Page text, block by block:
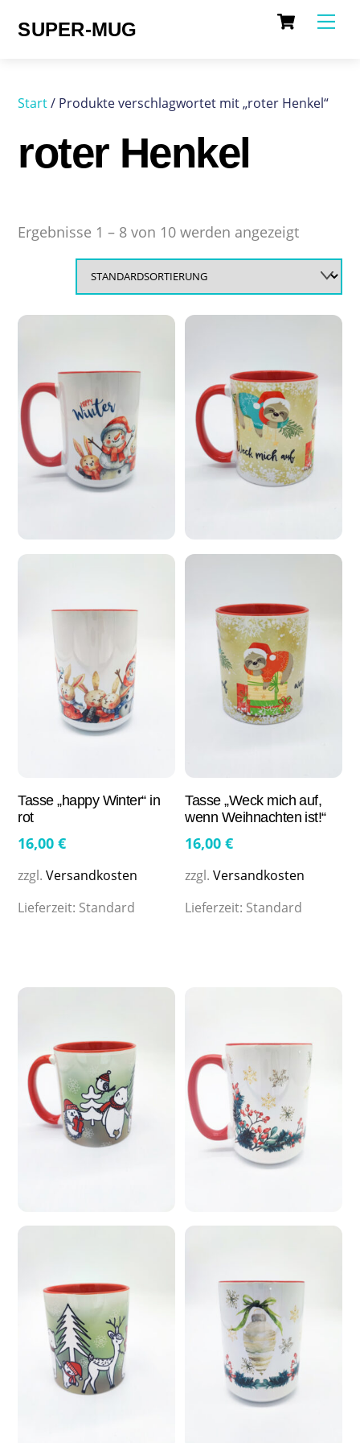
Cart
SUPER-MUG
Start/ Produkte verschlagwortet mit „roter Henkel“
roter Henkel
Ergebnisse 1 – 8 von 10 werden angezeigt
Tasse „happy Winter“ in
rot
16,00€
zzgl.Versandkosten
Lieferzeit: Standard
Tasse „Weck mich auf,
wenn Weihnachten ist!“
16,00€
zzgl.Versandkosten
Lieferzeit: Standard